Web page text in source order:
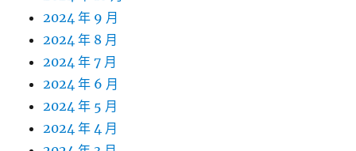
2024 年 9 月
2024 年 8 月
2024 年 7 月
2024 年 6 月
2024 年 5 月
2024 年 4 月